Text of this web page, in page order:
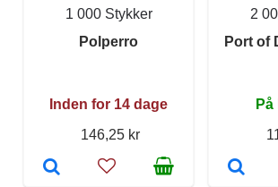
1 000 Stykker
Polperro
Inden for 14 dage
146,25 kr
2
Port of
På